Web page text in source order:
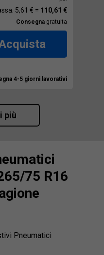
5,61 € = 110,61 €
Consegna gratuita
4-5 giorni lavorativi
più
75 R16
Pneumatici